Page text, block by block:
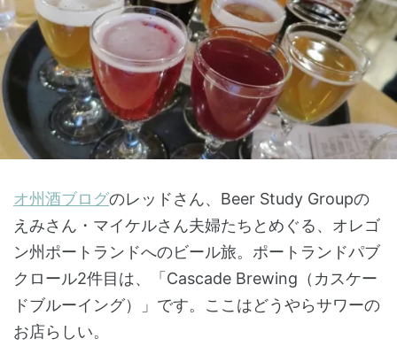
オ州酒ブログのレッドさん、Beer Study Groupの
えみさん・マイケルさん夫婦たちとめぐる、オレゴ
ン州ポートランドへのビール旅。ポートランドパブ
クロール2件目は、「Cascade Brewing（カスケー
ドブルーイング）」です。ここはどうやらサワーの
お店らしい。